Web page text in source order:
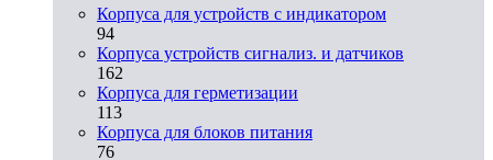
Корпуса для устройств с индикатором
94
Корпуса устройств сигнализ. и датчиков
162
Корпуса для герметизации
113
Корпуса для блоков питания
76